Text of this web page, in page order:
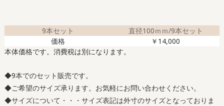
9本セット
直径100ｍｍ/9本セット
価格
￥14,000
本体価格です。消費税は別になります。
◆9本でのセット販売です。
◆ご希望のサイズ承ります。お気軽にお問い合わせください。
◆サイズについて・・・サイズ表記は外寸のサイズとなっておりま